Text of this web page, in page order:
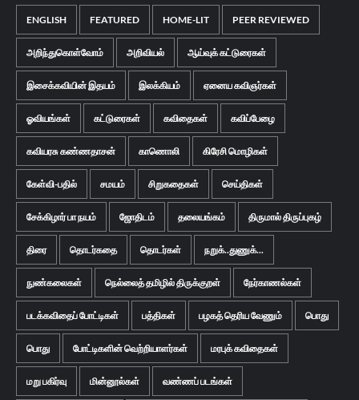
ENGLISH FEATURED HOME-LIT PEER REVIEWED
அறிந்துகொள்வோம் அறிவியல் ஆய்வுக் கட்டுரைகள்
இசைக்கவியின் இதயம் இலக்கியம் ஏனைய கவிஞர்கள்
ஓவியங்கள் கட்டுரைகள் கவிதைகள் கவிப்பேழை
கவியரசு கண்ணதாசன் காணொலி கிரேசி மொழிகள்
கேள்வி-பதில் சமயம் சிறுகதைகள் செய்திகள்
சேக்கிழார் பா நயம் ஜோதிடம் தலையங்கம் திருமால் திருப்புகழ்
திரை தொடர்கதை தொடர்கள் நறுக்..துணுக்...
நுண்கலைகள் நெல்லைத் தமிழில் திருக்குறள் நேர்காணல்கள்
படக்கவிதைப் போட்டிகள் பத்திகள் பழகத் தெரிய வேணும் பொது
பொது போட்டிகளின் வெற்றியாளர்கள் மரபுக் கவிதைகள்
மறு பகிர்வு மின்னூல்கள் வண்ணப் படங்கள்